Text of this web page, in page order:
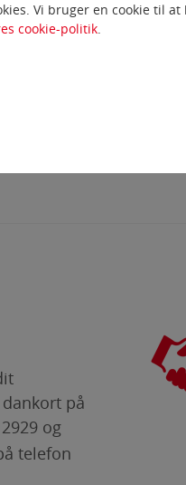
Se hvordan
https://
på
og
telefon
Vi bruger en cookie til
cookie-politik.
cookies er
og registrerer,
en hjemmeside - dvs. vise
cookies
og registrerer,
når denne færdes på